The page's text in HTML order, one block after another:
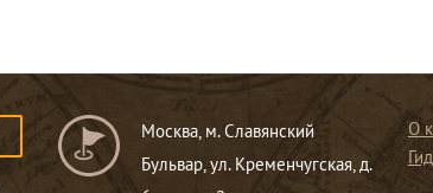
Москва, м. Славянский
Бульвар, ул. Кременчугская, д.
О